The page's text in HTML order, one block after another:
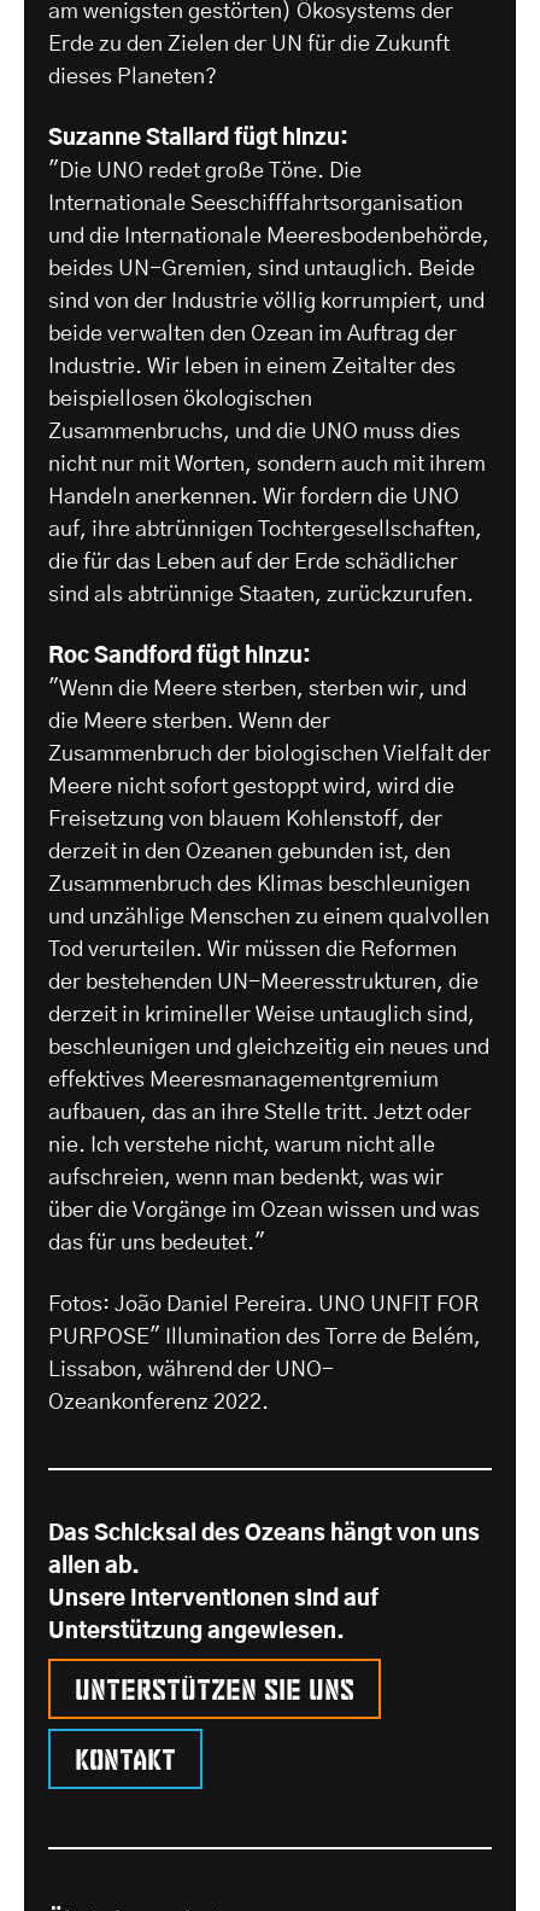
am wenigsten gestörten) Ökosystems der
Erde zu den Zielen der UN für die Zukunft
dieses Planeten?
Suzanne Stallard fügt hinzu:
"Die UNO redet große Töne. Die
Internationale Seeschifffahrtsorganisation
und die Internationale Meeresbodenbehörde,
beides UN-Gremien, sind untauglich. Beide
sind von der Industrie völlig korrumpiert, und
beide verwalten den Ozean im Auftrag der
Industrie. Wir leben in einem Zeitalter des
beispiellosen ökologischen
Zusammenbruchs, und die UNO muss dies
nicht nur mit Worten, sondern auch mit ihrem
Handeln anerkennen. Wir fordern die UNO
auf, ihre abtrünnigen Tochtergesellschaften,
die für das Leben auf der Erde schädlicher
sind als abtrünnige Staaten, zurückzurufen.
Roc Sandford fügt hinzu:
"Wenn die Meere sterben, sterben wir, und
die Meere sterben. Wenn der
Zusammenbruch der biologischen Vielfalt der
Meere nicht sofort gestoppt wird, wird die
Freisetzung von blauem Kohlenstoff, der
derzeit in den Ozeanen gebunden ist, den
Zusammenbruch des Klimas beschleunigen
und unzählige Menschen zu einem qualvollen
Tod verurteilen. Wir müssen die Reformen
der bestehenden UN-Meeresstrukturen, die
derzeit in krimineller Weise untauglich sind,
beschleunigen und gleichzeitig ein neues und
effektives Meeresmanagementgremium
aufbauen, das an ihre Stelle tritt. Jetzt oder
nie. Ich verstehe nicht, warum nicht alle
aufschreien, wenn man bedenkt, was wir
über die Vorgänge im Ozean wissen und was
das für uns bedeutet."
Fotos: João Daniel Pereira. UNO UNFIT FOR
PURPOSE" Illumination des Torre de Belém,
Lissabon, während der UNO-
Ozeankonferenz 2022.
Das Schicksal des Ozeans hängt von uns
allen ab.
Unsere Interventionen sind auf
Unterstützung angewiesen.
Unterstützen Sie uns
Kontakt